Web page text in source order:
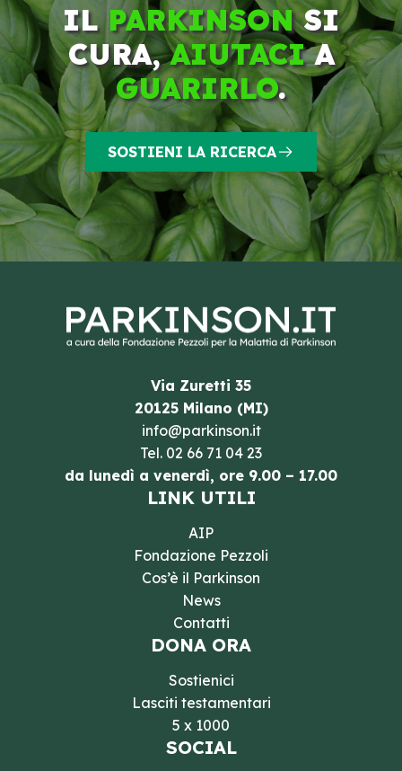
ILPARKINSONSI
CURA,AIUTACIA
GUARIRLO.
SOSTIENI LA RICERCA
Via Zuretti 35
20125 Milano (MI)
info@parkinson.it
Tel. 02 66 71 04 23
da lunedì a venerdì, ore 9.00 – 17.00
LINK UTILI
AIP
Fondazione Pezzoli
Cos’è il Parkinson
News
Contatti
DONA ORA
Sostienici
Lasciti testamentari
5 x 1000
SOCIAL